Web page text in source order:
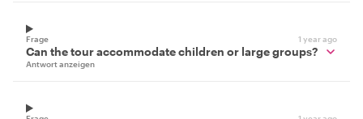
Frage 1 year ago
Can the tour accommodate children or large groups?
Antwort anzeigen